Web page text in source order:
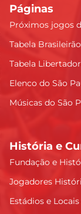
Páginas
Próximos jogos
Tabela
Tabela
Elenco do São
Músicas do São
História e
Fundação e
Jogadores
Estádios e